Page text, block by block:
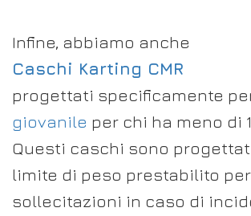
Infine, abbiamo anche
Caschi Karting CMR
progettati specificamente
giovanile per chi ha meno di
Questi caschi sono
limite di peso prestabilito
sollecitazioni in caso di